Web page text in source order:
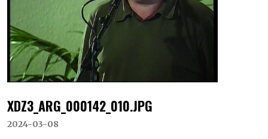
XDZ3_ARG_000142_010.JPG
2024-03-08